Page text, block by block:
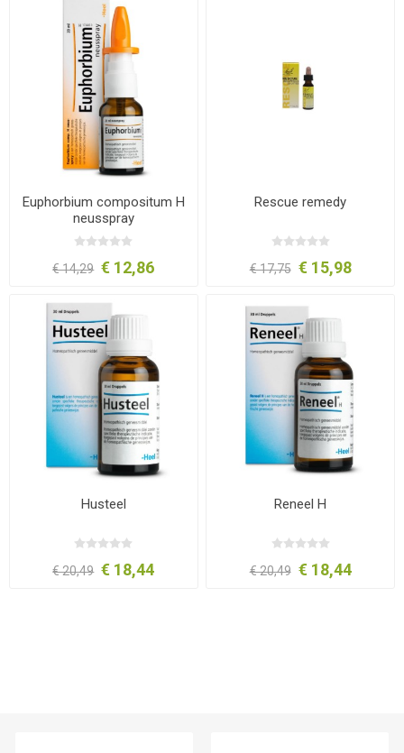
Euphorbium compositum H
neusspray
€ 14,29 € 12,86
Rescue remedy
€ 17,75 € 15,98
Husteel
€ 20,49 € 18,44
Reneel H
€ 20,49 € 18,44